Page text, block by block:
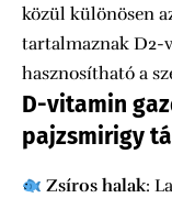
közül különösen
tartalmaznak D2-
hasznosítható a
D-vitamin
pajzsmirigy
Zsíros halak: